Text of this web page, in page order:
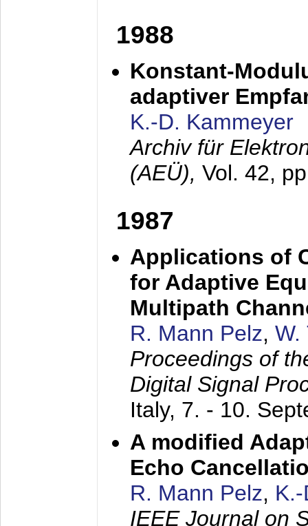
1988
Konstant-
adaptiver
K.-D. Kammeyer
Archiv für
(AEÜ), Vol. 42,
1987
Applications of
for Adaptive
Multipath
R. Mann Pelz, W.
Proceedings of
Digital Signal
Italy, 7. - 10.
A modified
Echo
R. Mann Pelz,
IEEE Journal on